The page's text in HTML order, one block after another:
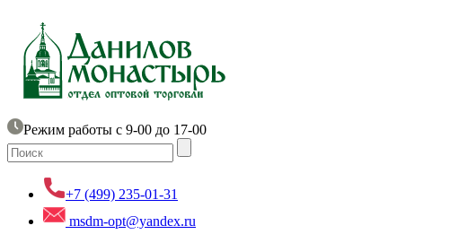
Режим работы с 9-00 до 17-00
+7 (499) 235-01-31
msdm-opt@yandex.ru